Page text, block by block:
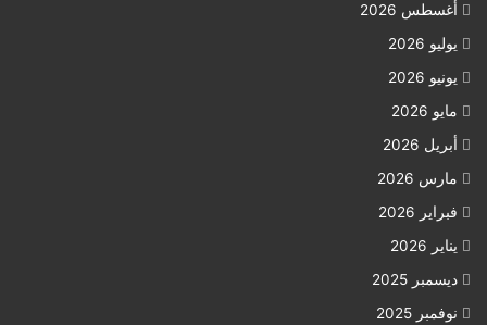
أغسطس 2026
يوليو 2026
يونيو 2026
مايو 2026
أبريل 2026
مارس 2026
فبراير 2026
يناير 2026
ديسمبر 2025
نوفمبر 2025